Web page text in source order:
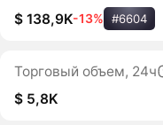
$ 138,9K-13% #6604
Торговый объем, 24ч
$ 5,8K